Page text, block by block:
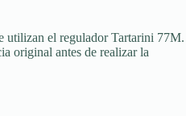
utilizan el regulador Tartarini 77M.
original antes de realizar la